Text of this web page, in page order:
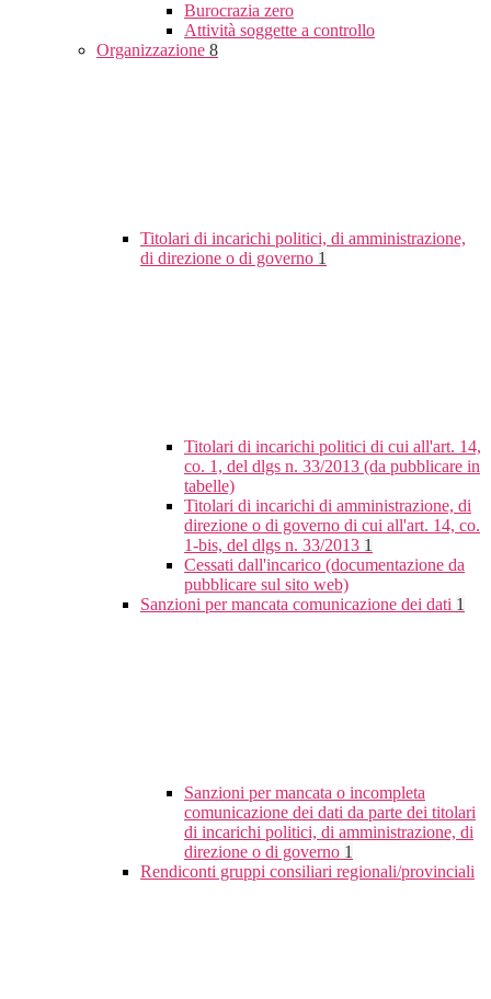
Burocrazia zero
Attività soggette a controllo
Organizzazione 8
Titolari di incarichi politici, di amministrazione,
di direzione o di governo 1
Titolari di incarichi politici di cui all'art. 14,
co. 1, del dlgs n. 33/2013 (da pubblicare in
tabelle)
Titolari di incarichi di amministrazione, di
direzione o di governo di cui all'art. 14, co.
1-bis, del dlgs n. 33/2013 1
Cessati dall'incarico (documentazione da
pubblicare sul sito web)
Sanzioni per mancata comunicazione dei dati 1
Sanzioni per mancata o incompleta
comunicazione dei dati da parte dei titolari
di incarichi politici, di amministrazione, di
direzione o di governo 1
Rendiconti gruppi consiliari regionali/provinciali